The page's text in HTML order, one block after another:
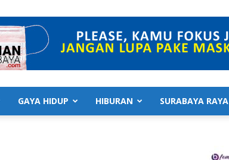
GAYA HIDUP HIBURAN SURABAYA RAYA